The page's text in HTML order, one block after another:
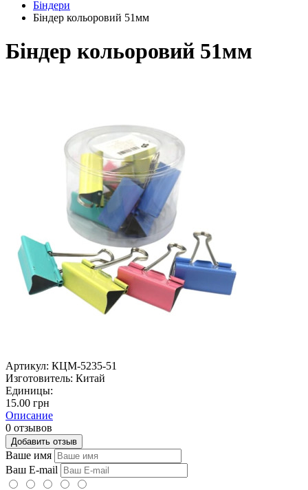
Біндери
Біндер кольоровий 51мм
Біндер кольоровий 51мм
Артикул: КЦМ-5235-51
Изготовитель: Китай
Единицы:
15.00 грн
Описание
0 отзывов
Добавить отзыв
Ваше имя
Ваш E-mail